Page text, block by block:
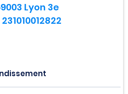
Lyon 3e